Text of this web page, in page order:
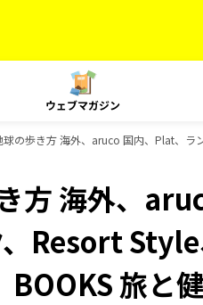
ウェブマガジン
球の歩き方 海外、aruco 国内、Plat、ラ
方 海外、
Resort Style
旅と